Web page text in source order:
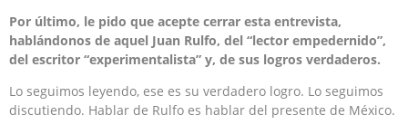
Por último, le pido que acepte cerrar esta entrevista,
hablándonos de aquel Juan Rulfo, del “lector empedernido”,
del escritor “experimentalista” y, de sus logros verdaderos.
Lo seguimos leyendo, ese es su verdadero logro. Lo seguimos
discutiendo. Hablar de Rulfo es hablar del presente de México.